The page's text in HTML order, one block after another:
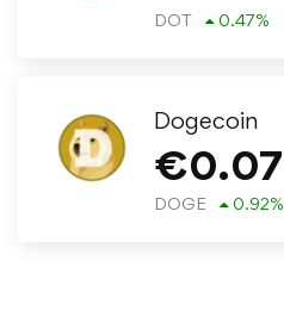
DOT 0.47%
Dogecoin
€0.07
DOGE 0.92%